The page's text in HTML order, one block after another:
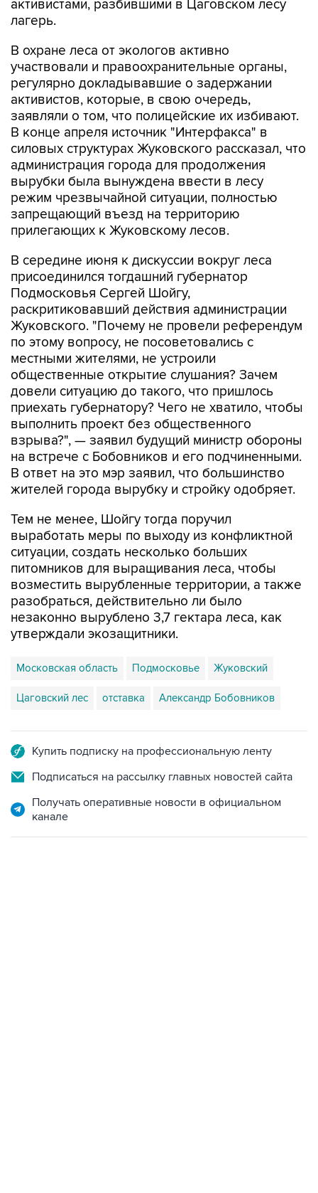
В охране леса от экологов активно
регулярно докладывавшие о задержании
активистов, которые, в свою очередь,
заявляли о том, что полицейские их избивают.
В конце апреля источник "Интерфакса" в
силовых структурах Жуковского рассказал, что
администрация города для продолжения
вырубки была вынуждена ввести в лесу
режим чрезвычайной ситуации, полностью
запрещающий въезд на территорию
прилегающих к Жуковскому лесов.
В середине июня к дискуссии вокруг леса
Подмосковья Сергей Шойгу,
раскритиковавший действия администрации
Жуковского. "Почему не провели референдум
по этому вопросу, не посоветовались с
местными жителями, не устроили
общественные открытие слушания? Зачем
довели ситуацию до такого, что пришлось
приехать губернатору? Чего не хватило, чтобы
выполнить проект без общественного
взрыва?", — заявил будущий министр обороны
на встрече с Бобовников и его подчиненными.
В ответ на это мэр заявил, что большинство
жителей города вырубку и стройку одобряет.
Тем не менее, Шойгу тогда поручил
ситуации, создать несколько больших
питомников для выращивания леса, чтобы
возместить вырубленные территории, а также
разобраться, действительно ли было
незаконно вырублено 3,7 гектара леса, как
утверждали экозащитники.
Московская область Подмосковье
Цаговский лес отставка Александр Бобовников
Подписаться на рассылку главных новостей сайта
Получать оперативные новости в официальном